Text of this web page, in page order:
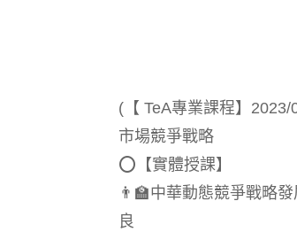
(【 TeA專業課程】
市場競爭戰略
⭕️【實體授課】
👨‍🏫中華動態競爭戰略
良